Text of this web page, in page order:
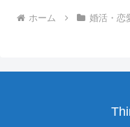
ホーム 婚活・恋